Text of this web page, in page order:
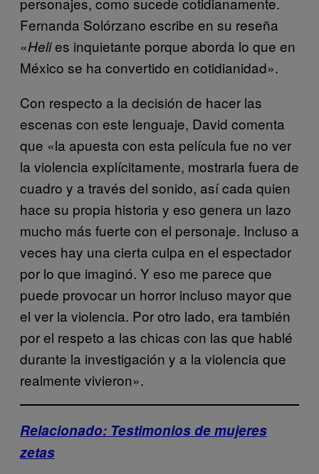
Fernanda Solórzano escribe en su reseña
«Helies inquietante porque aborda lo que en
México se ha convertido en cotidianidad».
Con respecto a la decisión de hacer las
escenas con este lenguaje, David comenta
que «la apuesta con esta película fue no ver
la violencia explícitamente, mostrarla fuera de
cuadro y a través del sonido, así cada quien
hace su propia historia y eso genera un lazo
mucho más fuerte con el personaje. Incluso a
veces hay una cierta culpa en el espectador
por lo que imaginó. Y eso me parece que
puede provocar un horror incluso mayor que
el ver la violencia. Por otro lado, era también
por el respeto a las chicas con las que hablé
durante la investigación y a la violencia que
realmente vivieron».
Relacionado: Testimonios de mujeres
zetas